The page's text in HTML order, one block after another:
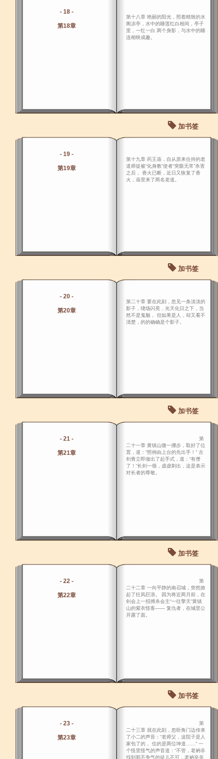
- 18 -
第18章
第十八章 艳丽的阳光，照着精致的水
阁凉亭，水中的睡莲红白相间，亭子
里，一红一白 两个身影，与水中的睡
连相映成趣。
加书签
- 19 -
第19章
第十九章 药王庙，自从原来住持的老
道师徒被“化身教”使者“突眼无常”杀害
之后， 香火已断，近日又恢复了香
火，庙里来了两名老道。
加书签
- 20 -
第20章
第二十章 要在此刻，忽见一条淡淡的
影子，绕场闪晃，光天化日之下，当
然不是鬼魅， 但如果是人，却又看不
清楚，的的确确是个影子。
加书签
- 21 -
第21章
第
二十一章 黄镇山微一挪步，取好了位
置，道：“照例由上台的先出手！” 古
剑青立即做出了起手式，道：“有僭
了！”长剑一领，虚虚刺出，这是表示
对长者的尊敬。
加书签
- 22 -
第22章
第
二十二章 一向平静的南召城，突然掀
起了狂风巨浪。 因为将近两月前，在
剑会上一招搏杀会主“一往擎天”黄镇
山的紫衣怪客―― 复仇者，在城里公
开露了面。
加书签
- 23 -
第23章
第
二十三章 就在此刻，忽听角门边传来
了小二的声音：“老师父，这院子是人
家包了的， 住的是两位坤道……” 一
个怪里怪气的声音道：“不管，老衲非
找到那不争气的徒儿不可，老衲辛辛